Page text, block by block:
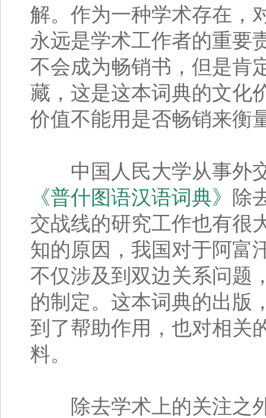
解。作为一种学术存在，
永远是学术工作者的重要
不会成为畅销书，但是肯
藏，这是这本词典的文化
价值不能用是否畅销来衡
中国人民大学从事外交
《普什图语汉语词典》
除
交战线的研究工作也有很
知的原因，我国对于阿富
不仅涉及到双边关系问题
的制定。这本词典的出版
到了帮助作用，也对相关
料。
除去学术上的关注之外